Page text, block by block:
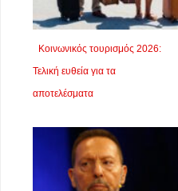
Κοινωνικός τουρισμός 2026:
Τελική ευθεία για τα
αποτελέσματα